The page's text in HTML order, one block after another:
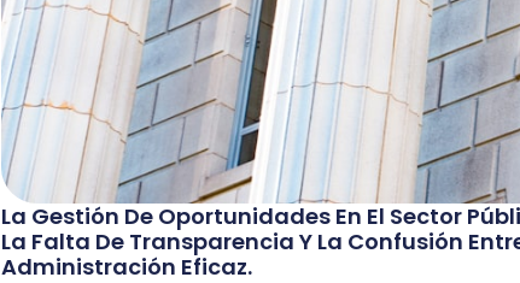
La Gestión De Oportunidades En El Sector
La Falta De Transparencia Y La Confusión
Administración Eficaz.